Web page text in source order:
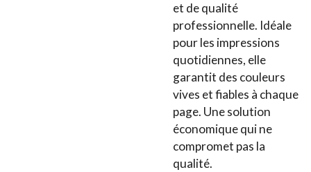
et de qualité
professionnelle. Idéale
pour les impressions
quotidiennes, elle
garantit des couleurs
vives et fiables à chaque
page. Une solution
économique qui ne
compromet pas la
qualité.